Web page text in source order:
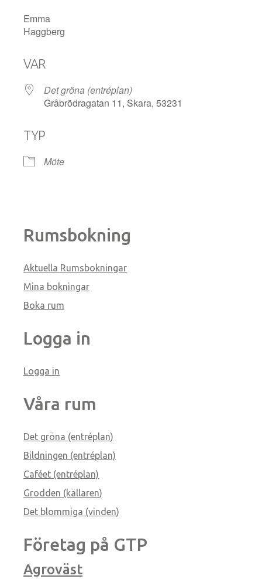
Emma
Haggberg
VAR
Det gröna (entréplan)
Gråbrödragatan 11, Skara, 53231
TYP
Möte
Rumsbokning
Aktuella Rumsbokningar
Mina bokningar
Boka rum
Logga in
Logga in
Våra rum
Det gröna (entréplan)
Bildningen (entréplan)
Caféet (entréplan)
Grodden (källaren)
Det blommiga (vinden)
Företag på GTP
Agroväst